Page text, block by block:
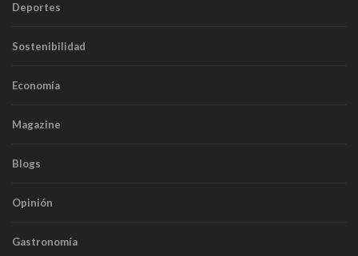
Deportes
Sostenibilidad
Economía
Magazine
Blogs
Opinión
Gastronomía